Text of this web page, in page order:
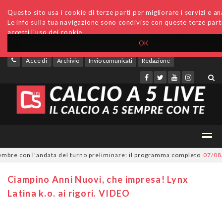
OK
Questo sito usa i cookie di terze parti per migliorare i servizi e
Le info sulla tua navigazione sono condivise con queste terze
accetti l'uso dei cookie.
Accedi Archivio Invio comunicati Redazione
con l'andata del turno preliminare: il programma completo 07/08/
Ciampino Anni Nuovi, che impresa! Lynx
Latina k.o. ai rigori. VIDEO